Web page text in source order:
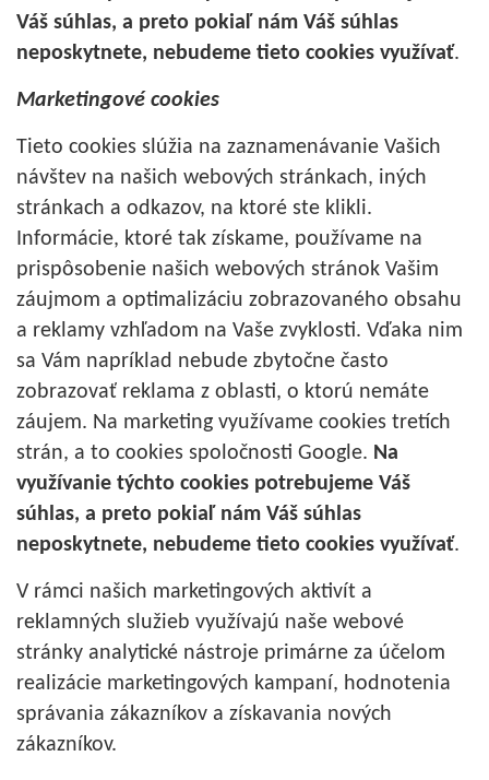
Váš súhlas, a preto pokiaľ nám Váš súhlas
neposkytnete, nebudeme tieto cookies využívať.
Marketingové cookies
Tieto cookies slúžia na zaznamenávanie Vašich
návštev na našich webových stránkach, iných
stránkach a odkazov, na ktoré ste klikli.
Informácie, ktoré tak získame, používame na
prispôsobenie našich webových stránok Vašim
záujmom a optimalizáciu zobrazovaného obsahu
a reklamy vzhľadom na Vaše zvyklosti. Vďaka nim
sa Vám napríklad nebude zbytočne často
zobrazovať reklama z oblasti, o ktorú nemáte
záujem. Na marketing využívame cookies tretích
strán, a to cookies spoločnosti Google. Na
využívanie týchto cookies potrebujeme Váš
súhlas, a preto pokiaľ nám Váš súhlas
neposkytnete, nebudeme tieto cookies využívať.
V rámci našich marketingových aktivít a
reklamných služieb využívajú naše webové
stránky analytické nástroje primárne za účelom
realizácie marketingových kampaní, hodnotenia
správania zákazníkov a získavania nových
zákazníkov.